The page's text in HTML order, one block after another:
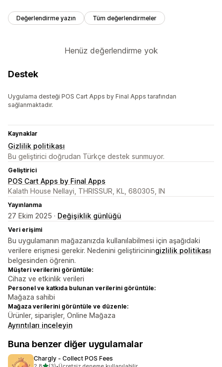
Değerlendirme yazın Tüm değerlendirmeler
Henüz değerlendirme yok
Destek
Uygulama desteği POS Cart Apps by Final Apps tarafından
sağlanmaktadır.
Kaynaklar
Gizlilik politikası
Bu geliştirici doğrudan Türkçe destek sunmuyor.
Geliştirici
POS Cart Apps by Final Apps
Kalath House Nellayi, THRISSUR, KL, 680305, IN
Yayınlanma
27 Ekim 2025 · Değişiklik günlüğü
Veri erişimi
Bu uygulamanın mağazanızda kullanılabilmesi için aşağıdaki
verilere erişmesi gerekir. Nedenini geliştiriciningizlilik politikası
belgesinden öğrenin.
Müşteri verilerini görüntüle:
Cihaz ve etkinlik verileri
Personel ve katkıda bulunan verilerini görüntüle:
Mağaza sahibi
Mağaza verilerini görüntüle ve düzenle:
Ürünler, siparişler, Online Mağaza
Ayrıntıları inceleyin
Buna benzer diğer uygulamalar
Chargly ‑ Collect POS Fees